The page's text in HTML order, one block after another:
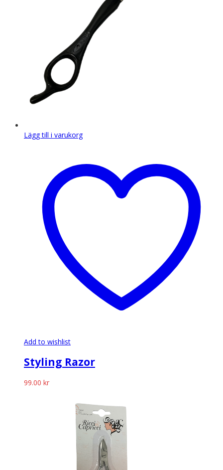
Lägg till i varukorg
Add to wishlist
Styling Razor
99.00 kr